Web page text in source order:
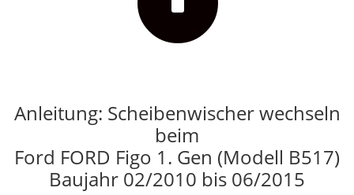
Anleitung: Scheibenwischer wechseln
beim
Ford FORD Figo 1. Gen (Modell B517)
Baujahr 02/2010 bis 06/2015